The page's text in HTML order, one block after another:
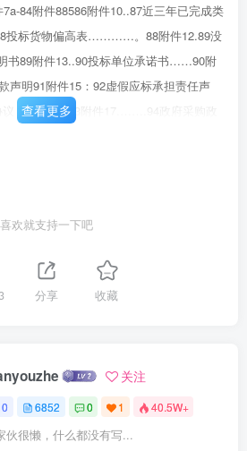
7a-84附件88586附件10..87近三年已完成类
投标货物偏高表…………。88附件12.89没
书89附件13..90投标单位承诺书……90附
声明91附件15：92虚假应标承担责任声
议（如有)….93附件17.…….94政府采购政
肃省省级行政事业单位通用办公设各和
查看更多
喜欢就支持一下吧
分享 收藏
关注
0 6852 0 1 40.5W+
伙很懒，什么都没有写...